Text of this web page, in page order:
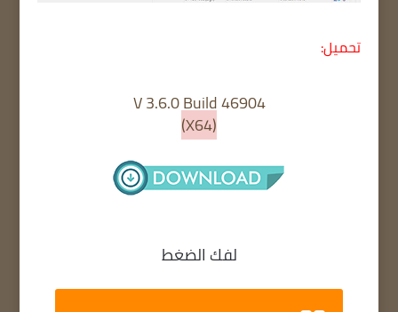
تحميل:
V 3.6.0 Build 46904
(X64)
لفك الضغط